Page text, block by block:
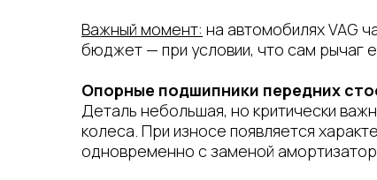
Важный момент: на автомобилях VAG
бюджет — при условии, что сам рычаг
Опорные подшипники передних
Деталь небольшая, но критически
колеса. При износе появляется
одновременно с заменой